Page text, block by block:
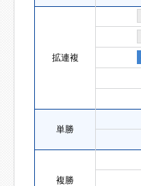
拡連複
単勝
複勝